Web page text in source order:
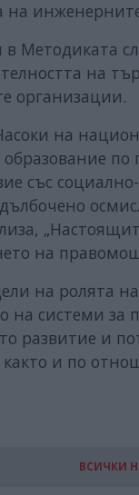
на
Методиката
на
организации.
на
със
на
на ролята
системи за
развитие и
и по
ВСИЧКИ